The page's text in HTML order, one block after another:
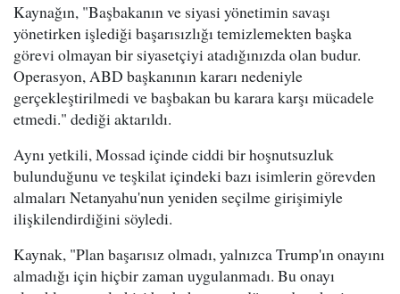
Kaynağın, "Başbakanın ve siyasi yönetimin savaşı
yönetirken işlediği başarısızlığı temizlemekten başka
görevi olmayan bir siyasetçiyi atadığınızda olan budur.
Operasyon, ABD başkanının kararı nedeniyle
gerçekleştirilmedi ve başbakan bu karara karşı mücadele
etmedi." dediği aktarıldı.
Aynı yetkili, Mossad içinde ciddi bir hoşnutsuzluk
bulunduğunu ve teşkilat içindeki bazı isimlerin görevden
almaları Netanyahu'nun yeniden seçilme girişimiyle
ilişkilendirdiğini söyledi.
Kaynak, "Plan başarısız olmadı, yalnızca Trump'ın onayını
almadığı için hiçbir zaman uygulanmadı. Bu onayı